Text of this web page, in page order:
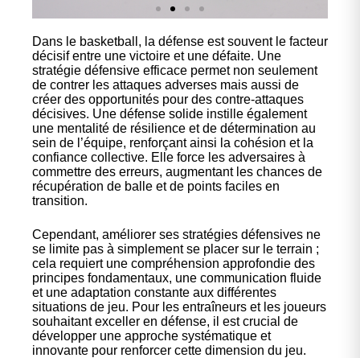
Nos
chaussures
Confort et performance à
prix accessible.
Cliquez ici
Dans le basketball, la défense est souvent le facteur
décisif entre une victoire et une défaite. Une
stratégie défensive efficace permet non seulement
de contrer les attaques adverses mais aussi de
créer des opportunités pour des contre-attaques
décisives. Une défense solide instille également
une mentalité de résilience et de détermination au
sein de l’équipe, renforçant ainsi la cohésion et la
confiance collective. Elle force les adversaires à
commettre des erreurs, augmentant les chances de
récupération de balle et de points faciles en
transition.
Cependant, améliorer ses stratégies défensives ne
se limite pas à simplement se placer sur le terrain ;
cela requiert une compréhension approfondie des
principes fondamentaux, une communication fluide
et une adaptation constante aux différentes
situations de jeu. Pour les entraîneurs et les joueurs
souhaitant exceller en défense, il est crucial de
développer une approche systématique et
innovante pour renforcer cette dimension du jeu.